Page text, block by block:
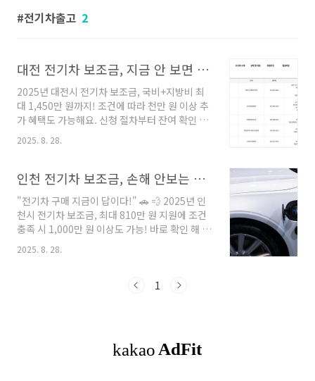
전기차출고 2
대전 전기차 보조금, 지금 안 보면 1,000만 원 손해!
2025년 대전시 전기차 보조금, 국비+지방비 최
대 1,450만 원까지! 조건에 따라 천만 원 이상 추
가 혜택도 가능해요. 신청 절차부터 잔여 확인 꿀
팁까지 모아드립니다. 대전시 전기차 보조금 확
인 하러 가기 목차1. 2025 대전 전기차 보조금 개
원 대상 & 추가 혜택 조건4. 신청 기간 및 절차5.
국비 지원금 및 지급 절차 확인 방법6. 잔여대수
실시간 확인 · 주의사항7. 신청 시 꿀팁 요약8.
FAQ (자주 묻는 질문)9. 마무리 정리 & 문의처 안
내 1. 2025 대전 전기차 보조금 개요대전광역시
는 2025년 전기차 보급사업을 통해 총 1,857대
2025. 8. 28.
인천 전기차 보조금, 손해 안보는 방법 총정리
"전기차 구매 지금이 답이다!" 🚗 💨 2025년 인
천시 전기차 보조금, 최대 810만 원 지원에 조건
충족 시 1,000만 원 이상도 가능! 바로 확인 해 보
세요. 인천 전기차 혜택! 목차2025 인천 전기차
보조금 개요차종별 지원금 (승용 · 화물 · 승합)
차국비 지원금 확인 방법잔여대수 실시간 확인
위해 약 360억 원 규모의 예산을 확보했어요. 이
를 통해 승용, 화물, 승합차 약 5,000대에 대해 보
2025. 8. 28.
1